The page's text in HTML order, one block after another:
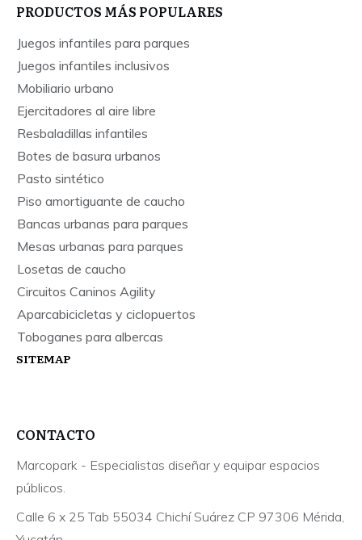
PRODUCTOS MÁS POPULARES
Juegos infantiles para parques
Juegos infantiles inclusivos
Mobiliario urbano
Ejercitadores al aire libre
Resbaladillas infantiles
Botes de basura urbanos
Pasto sintético
Piso amortiguante de caucho
Bancas urbanas para parques
Mesas urbanas para parques
Losetas de caucho
Circuitos Caninos Agility
Aparcabicicletas y ciclopuertos
Toboganes para albercas
SITEMAP
CONTACTO
Marcopark - Especialistas diseñar y equipar espacios
públicos.
Calle 6 x 25 Tab 55034 Chichí Suárez CP 97306 Mérida,